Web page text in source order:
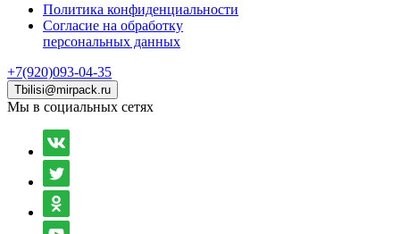
Политика конфиденциальности
Согласие на обработку
персональных данных
+7(920)093-04-35
Tbilisi@mirpack.ru
Мы в социальных сетях